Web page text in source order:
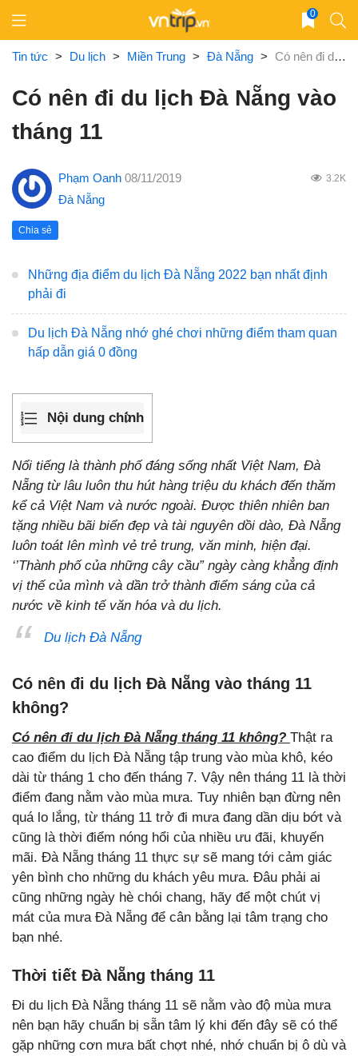
content
0
Tin tức > Du lịch > Miền Trung > Đà Nẵng > Có nên đi du lịch Đà Nẵng vào tháng 11
Có nên đi du lịch Đà Nẵng vào
tháng 11
Phạm Oanh 08/11/2019 3.2K
Đà Nẵng
Chia sẻ
Những địa điểm du lịch Đà Nẵng 2022 bạn nhất định
phải đi
Du lịch Đà Nẵng nhớ ghé chơi những điểm tham quan
hấp dẫn giá 0 đồng
Nội dung chính
Nổi tiếng là thành phố đáng sống nhất Việt Nam, Đà
Nẵng từ lâu luôn thu hút hàng triệu du khách đến thăm
kể cả Việt Nam và nước ngoài. Được thiên nhiên ban
tặng nhiều bãi biển đẹp và tài nguyên dồi dào, Đà Nẵng
luôn toát lên mình vẻ trẻ trung, văn minh, hiện đại.
‘’Thành phố của những cây cầu” ngày càng khẳng định
vị thế của mình và dần trở thành điểm sáng của cả
nước về kinh tế văn hóa và du lịch.
Du lịch Đà Nẵng
Có nên đi du lịch Đà Nẵng vào tháng 11
không?
Có nên đi du lịch Đà Nẵng tháng 11 không? Thật ra
cao điểm du lịch Đà Nẵng tập trung vào mùa khô, kéo
dài từ tháng 1 cho đến tháng 7. Vậy nên tháng 11 là thời
điểm đang nằm vào mùa mưa. Tuy nhiên bạn đừng nên
quá lo lắng, từ tháng 11 trở đi mưa đang dần dịu bớt và
cũng là thời điểm nóng hổi của nhiều ưu đãi, khuyến
mãi. Đà Nẵng tháng 11 thực sự sẽ mang tới cảm giác
yên bình cho những du khách yêu mưa. Đâu phải ai
cũng những ngày hè chói chang, hãy để một chút vị
mát của mưa Đà Nẵng để cân bằng lại tâm trạng cho
bạn nhé.
Thời tiết Đà Nẵng tháng 11
Đi du lịch Đà Nẵng tháng 11 sẽ nằm vào độ mùa mưa
nên bạn hãy chuẩn bị sẵn tâm lý khi đến đây sẽ có thể
gặp những cơn mưa bất chợt nhé, nhớ chuẩn bị ô dù và